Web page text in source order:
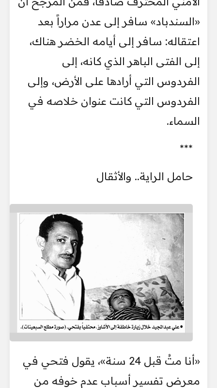
«السندباد» سافر إلى عدن مراراً بعد
اعتقاله: سافر إلى أيامه الخضر هناك،
إلى الفتى الباهر الذي كانه، إلى
الفردوس التي أرادها على الأرض، وإلى
الفردوس التي كانت عنوان خلاصه في
السماء.
***
حامل الراية.. والأثقال
«أنا متُ قبل 24 سنة»، يقول فتحي في
معرض تفسير أسباب عدم خوفه من